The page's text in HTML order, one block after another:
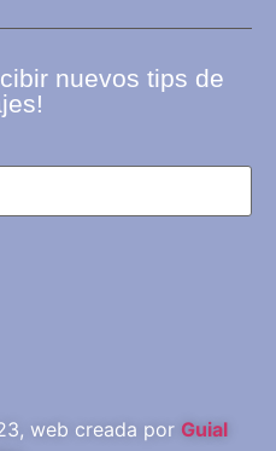
nuevos tips de
web creada por Guial